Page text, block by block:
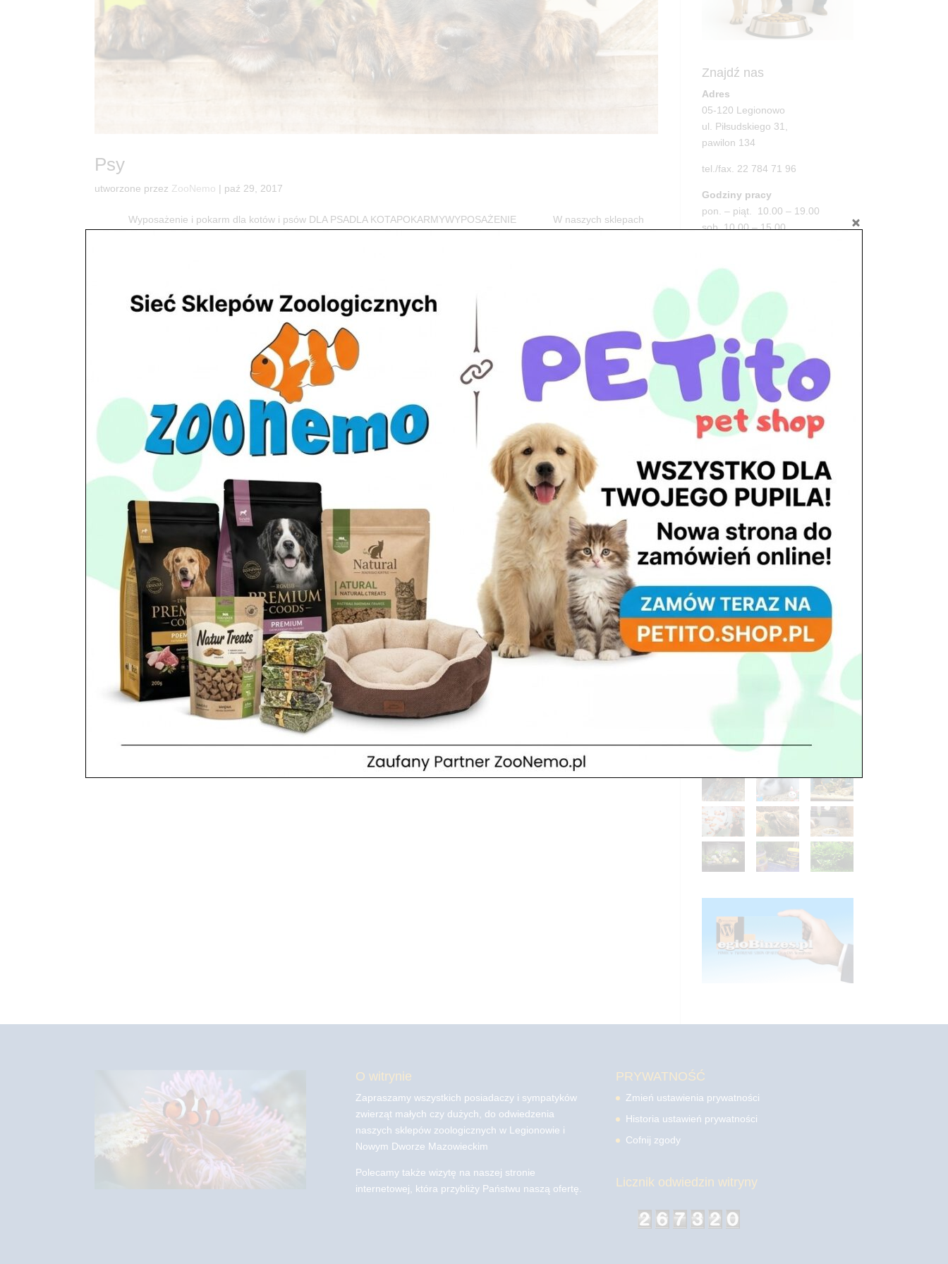
Psy
utworzone przez ZooNemo | paź 29, 2017
Wyposażenie i pokarm dla kotów i psów DLA PSADLA KOTAPOKARMYWYPOSAŻENIE W naszych sklepach
Znajdź nas
Adres
05-120 Legionowo
ul. Piłsudskiego 31,
pawilon 134
tel./fax. 22 784 71 96
Godziny pracy
pon. – piąt. 10.00 – 19.00
sob. 10.00 – 15.00
Adres
05-100 Nowy Dwór Mazowiecki
ul. Leśna 2
tel. 503 900 215
Godziny pracy
pon. – piąt. 10.00 – 19.00
sob. 8.00 – 15.00
niedz. zamknięte
O witrynie
Zapraszamy wszystkich posiadaczy i sympatyków
zwierząt małych czy dużych, do odwiedzenia
naszych sklepów zoologicznych w Legionowie i
Nowym Dworze Mazowieckim
Polecamy także wizytę na naszej stronie
internetowej, która przybliży Państwu naszą ofertę.
PRYWATNOŚĆ
Zmień ustawienia prywatności
Historia ustawień prywatności
Cofnij zgody
Licznik odwiedzin witryny